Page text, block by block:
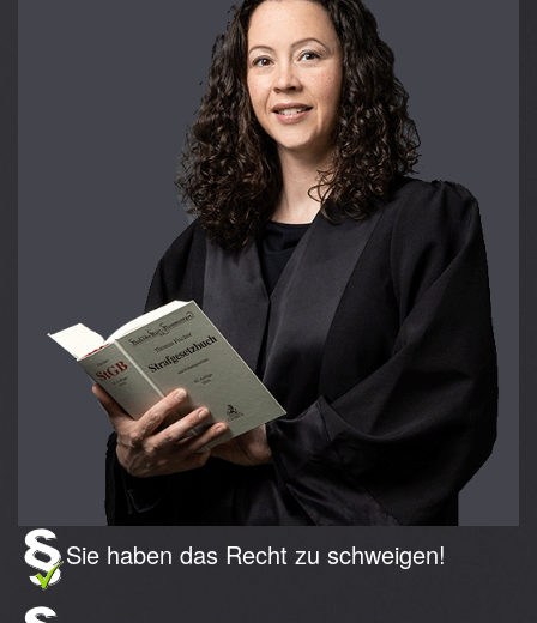
Sie haben das Recht zu schweigen!